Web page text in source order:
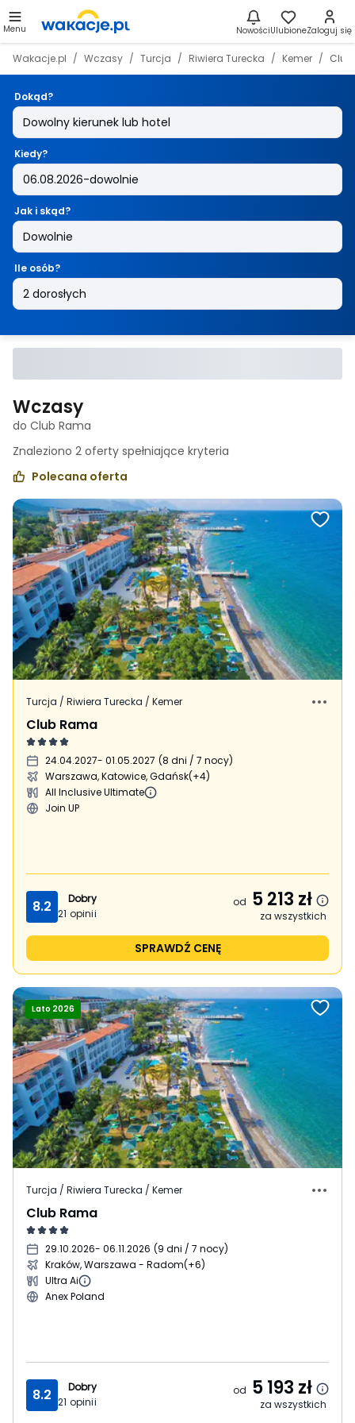
Menu NowościUlubioneZaloguj się
Wakacje.pl Wczasy Turcja Riwiera Turecka Kemer
Dokąd?
Kiedy?
Jak i skąd?
Ile osób?
Wczasy
do Club Rama
Znaleziono 2 oferty spełniające kryteria
Polecana oferta
Turcja / Riwiera Turecka / Kemer
Club Rama
24.04.2027- 01.05.2027 (8 dni / 7 nocy)
Warszawa, Katowice, Gdańsk(+4)
All Inclusive Ultimate
Join UP
8.2
Dobry
21 opinii
od 5 213 zł
za wszystkich
SPRAWDŹ CENĘ
Lato 2026
Turcja / Riwiera Turecka / Kemer
Club Rama
29.10.2026- 06.11.2026 (9 dni / 7 nocy)
Kraków, Warszawa - Radom(+6)
Ultra Ai
Anex Poland
8.2
Dobry
21 opinii
od 5 193 zł
za wszystkich